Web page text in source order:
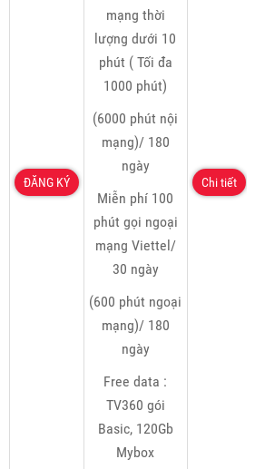
ĐĂNG KÝ
mạng thời
lượng dưới 10
phút ( Tối đa
1000 phút)
(6000 phút nội
mạng)/ 180
ngày
Miễn phí 100
phút gọi ngoại
mạng Viettel/
30 ngày
(600 phút ngoại
mạng)/ 180
ngày
Free data :
TV360 gói
Basic, 120Gb
Mybox
Chi tiết